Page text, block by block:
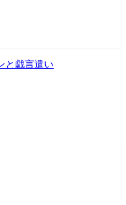
と戯言遣い